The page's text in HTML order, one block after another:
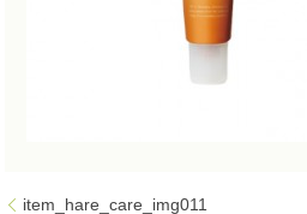
item_hare_care_img011